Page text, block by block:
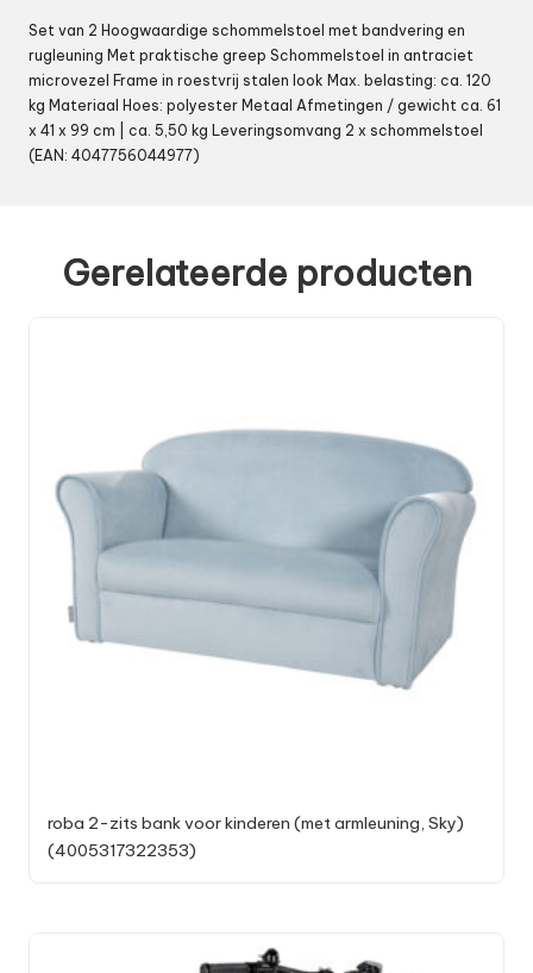
Set van 2 Hoogwaardige schommelstoel met bandvering en
rugleuning Met praktische greep Schommelstoel in antraciet
microvezel Frame in roestvrij stalen look Max. belasting: ca. 120
kg Materiaal Hoes: polyester Metaal Afmetingen / gewicht ca. 61
x 41 x 99 cm | ca. 5,50 kg Leveringsomvang 2 x schommelstoel
(EAN: 4047756044977)
Gerelateerde producten
roba 2-zits bank voor kinderen (met armleuning, Sky)
(4005317322353)